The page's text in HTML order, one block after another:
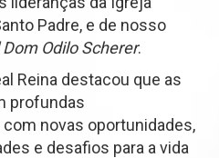
Padre, e de nosso
Odilo Scherer.
Reina destacou que as
profundas
novas oportunidades,
e desafios para a vida